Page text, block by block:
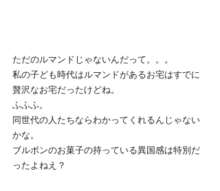
ただのルマンドじゃないんだって。。。
私の子ども時代はルマンドがあるお宅はすでに
贅沢なお宅だったけどね。
ふふふ。
同世代の人たちならわかってくれるんじゃない
かな。
ブルボンのお菓子の持っている異国感は特別だ
ったよねえ？